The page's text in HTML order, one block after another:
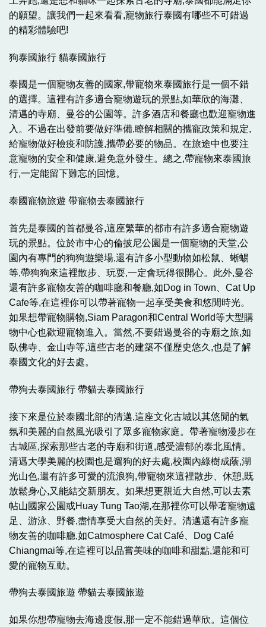
的願望。讓我們一起來看看,寵物旅行泰國有哪些不可錯過
的精彩體驗吧!
狗泰國旅行 貓泰國旅行
泰國是一個寵物友善的國家,帶寵物來泰國旅行是一個不錯
的選擇。這裡有許多適合寵物遊玩的景點,如華欣的海灘、
清邁的寺廟、曼谷的公園等。許多酒店和餐廳也歡迎寵物進
入。不過在出發前要做好準備,瞭解相關的攜寵政策和規定,
給寵物做好檢疫和防護,攜帶必要的物品。在旅途中也要注
意寵物的安全和健康,避免意外發生。總之,帶寵物來泰國旅
行,一定能留下難忘的回憶。
泰國寵物旅遊 帶寵物去泰國旅行
首先是泰國的首都曼谷,這座繁華的都市有許多適合寵物遊
玩的景點。位於市中心的倫披尼公園是一個寵物的天堂,公
園內有專門的狗狗遊樂場,還有許多小型動物如松鼠、蜥蜴
等,帶狗狗來這裡散步、玩耍,一定會玩得很開心。此外,曼谷
還有許多寵物友善的咖啡廳和餐廳,如Dog in Town、Cat Up
Cafe等,在這裡你可以帶著寵物一起享受美食和悠閒時光。
如果想帶寵物購物,Siam Paragon和Central World等大型購
物中心也歡迎寵物進入。當然,不要錯過曼谷的寺廟之旅,如
臥佛寺、金山寺等,這些古老的建築不僅歷史悠久,也是了解
泰國文化的好去處。
帶狗去泰國旅行 帶貓去泰國旅行
接下來是位於泰國北部的清邁,這座文化古城以其悠閒的氣
氛和美麗的自然風光吸引了眾多寵物家庭。帶著寵物漫步在
古城區,探索那些古老的寺廟和街道,感受濃郁的泰北風情。
清邁大學美麗的校園也是遛狗的好去處,校園內綠樹成蔭,湖
光山色,還有許多可愛的流浪狗,帶寵物來這裡散步、休憩,既
放鬆身心,又能結交新朋友。如果想更親近大自然,可以去素
帖山國家公園或Huay Tung Tao湖,在那裡你可以帶著寵物遠
足、游泳、野餐,盡情享受大自然的美好。清邁還有許多寵
物友善的咖啡廳,如Catmosphere Cat Café、Dog Café
Chiangmai等,在這裡可以品嘗美味的咖啡和甜點,還能和可
愛的寵物互動。
帶狗去泰國旅遊 帶貓去泰國旅遊
如果你想帶寵物去海邊度假,那一定不能錯過華欣。這個位